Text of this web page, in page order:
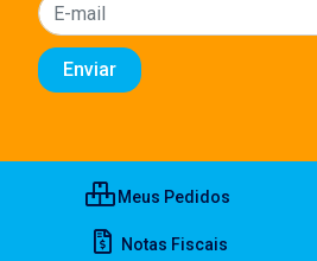
Meus Pedidos
Notas Fiscais